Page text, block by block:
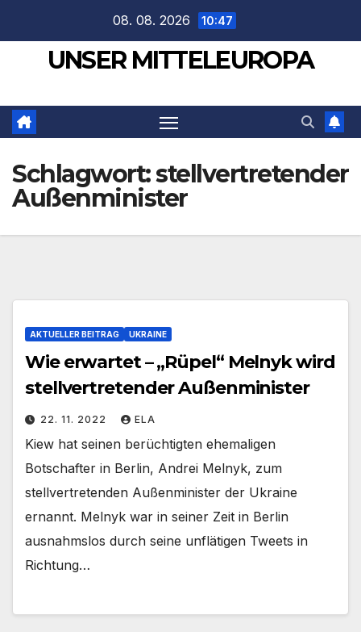
springen
08. 08. 2026 10:47
UNSER MITTELEUROPA
Schlagwort:stellvertretender
Außenminister
AKTUELLER BEITRAG UKRAINE
Wie erwartet – „Rüpel“ Melnyk wird
stellvertretender Außenminister
22. 11. 2022 ELA
Kiew hat seinen berüchtigten ehemaligen
Botschafter in Berlin, Andrei Melnyk, zum
stellvertretenden Außenminister der Ukraine
ernannt. Melnyk war in seiner Zeit in Berlin
ausnahmslos durch seine unflätigen Tweets in
Richtung…